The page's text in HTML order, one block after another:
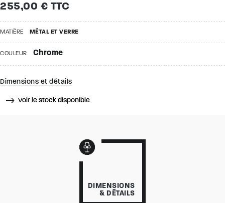
255,00 € TTC
MATIÈRE MÉTAL ET VERRE
COULEUR Chrome
Dimensions et détails
Voir le stock disponible
DIMENSIONS
& DÉTAILS